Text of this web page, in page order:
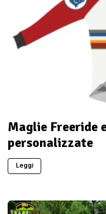
Maglie Freeride
personalizzate
Leggi